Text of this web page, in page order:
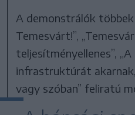
A demonstrálók
Temesvárt!”,
teljesítményellenes”,
infrastruktúrát
vagy szóban” feliratú